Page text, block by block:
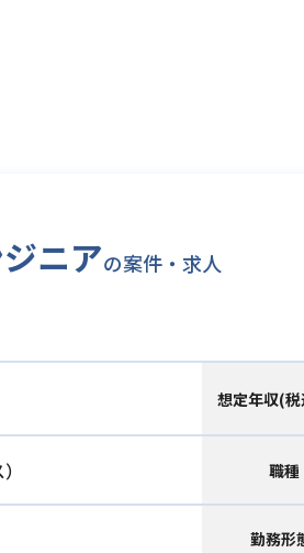
ニアの案件・求人
想定年収(税
職種
勤務形